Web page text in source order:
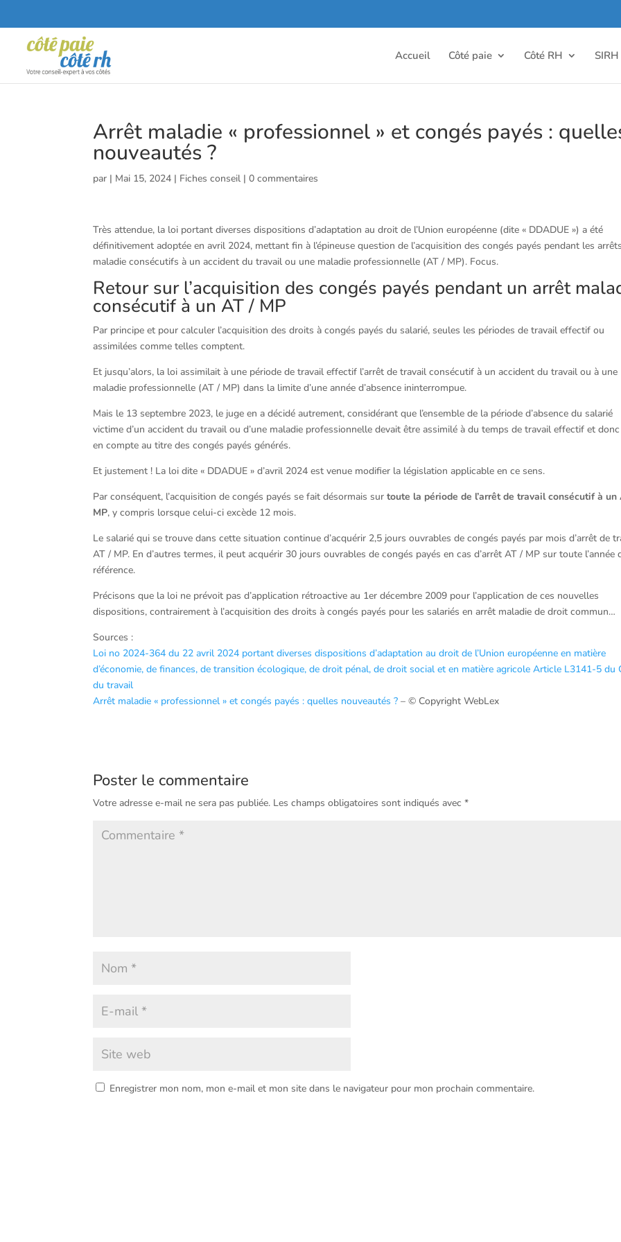
Accueil Côté paie Côté RH SIRH
Arrêt maladie « professionnel » et congés payés :
nouveautés ?
par | Mai 15, 2024 | Fiches conseil |0 commentaires
Très attendue, la loi portant diverses dispositions d’adaptation au droit de l’Union européenne (dite « DDADUE ») a été
définitivement adoptée en avril 2024, mettant fin à l’épineuse question de l’acquisition des congés payés pendant les
maladie consécutifs à un accident du travail ou une maladie professionnelle (AT / MP). Focus.
Retour sur l’acquisition des congés payés pendant un arrêt
consécutif à un AT / MP
Par principe et pour calculer l’acquisition des droits à congés payés du salarié, seules les périodes de travail effectif ou
assimilées comme telles comptent.
Et jusqu’alors, la loi assimilait à une période de travail effectif l’arrêt de travail consécutif à un accident du travail ou à une
maladie professionnelle (AT / MP) dans la limite d’une année d’absence ininterrompue.
Mais le 13 septembre 2023, le juge en a décidé autrement, considérant que l’ensemble de la période d’absence du salarié
victime d’un accident du travail ou d’une maladie professionnelle devait être assimilé à du temps de travail effectif et
en compte au titre des congés payés générés.
Et justement ! La loi dite « DDADUE » d’avril 2024 est venue modifier la législation applicable en ce sens.
Par conséquent, l’acquisition de congés payés se fait désormais surtoute la période de l’arrêt de travail consécutif à un
MP, y compris lorsque celui-ci excède 12 mois.
Le salarié qui se trouve dans cette situation continue d’acquérir 2,5 jours ouvrables de congés payés par mois d’arrêt de
AT / MP. En d’autres termes, il peut acquérir 30 jours ouvrables de congés payés en cas d’arrêt AT / MP sur toute l’année
référence.
Précisons que la loi ne prévoit pas d’application rétroactive au 1er décembre 2009 pour l’application de ces nouvelles
dispositions, contrairement à l’acquisition des droits à congés payés pour les salariés en arrêt maladie de droit commun…
Sources :
Loi no 2024-364 du 22 avril 2024 portant diverses dispositions d’adaptation au droit de l’Union européenne en matière
d’économie, de finances, de transition écologique, de droit pénal, de droit social et en matière agricole Article L3141-5 du
du travail
Arrêt maladie « professionnel » et congés payés : quelles nouveautés ? – © Copyright WebLex
Poster le commentaire
Votre adresse e-mail ne sera pas publiée. Les champs obligatoires sont indiqués avec*
Enregistrer mon nom, mon e-mail et mon site dans le navigateur pour mon prochain commentaire.